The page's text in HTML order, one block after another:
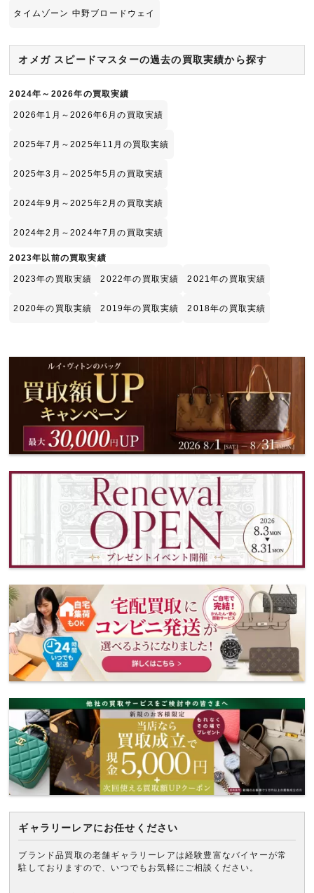
ギャラリーレアにお任せください
ブランド品買取の老舗ギャラリーレアは経験豊富なバイヤーが常
駐しておりますので、いつでもお気軽にご相談ください。
タイムゾーン 中野ブロードウェイ
オメガ スピードマスターの過去の買取実績から探す
2024年～2026年の買取実績
2026年1月～2026年6月の買取実績
2025年7月～2025年11月の買取実績
2025年3月～2025年5月の買取実績
2024年9月～2025年2月の買取実績
2024年2月～2024年7月の買取実績
2023年以前の買取実績
2023年の買取実績 2022年の買取実績 2021年の買取実績
2020年の買取実績 2019年の買取実績 2018年の買取実績